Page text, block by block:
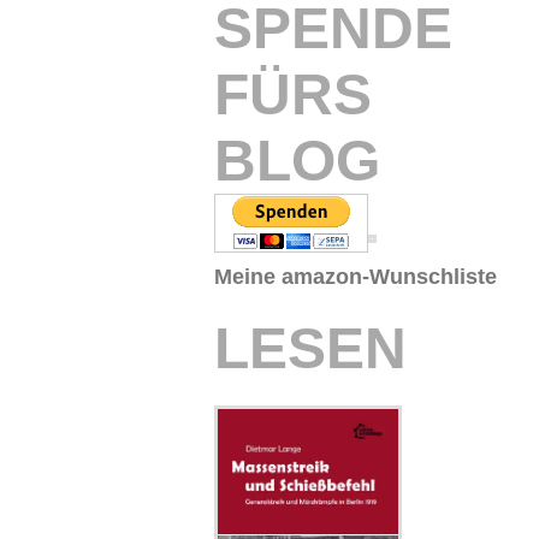
SPENDE
FÜRS
BLOG
Meine amazon-Wunschliste
LESEN